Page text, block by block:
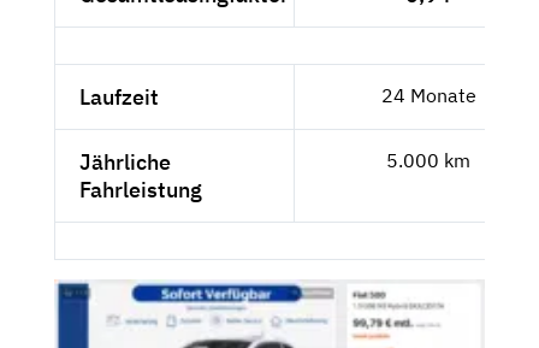
Laufzeit 24 Monate
Jährliche
Fahrleistung
5.000 km